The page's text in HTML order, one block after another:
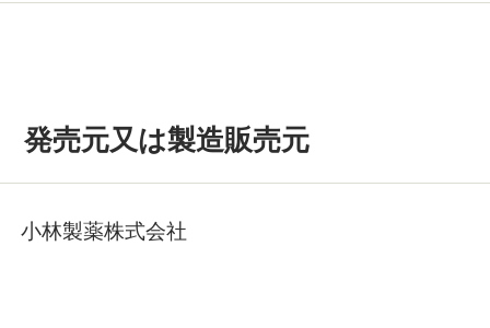
発売元又は製造販売元
小林製薬株式会社